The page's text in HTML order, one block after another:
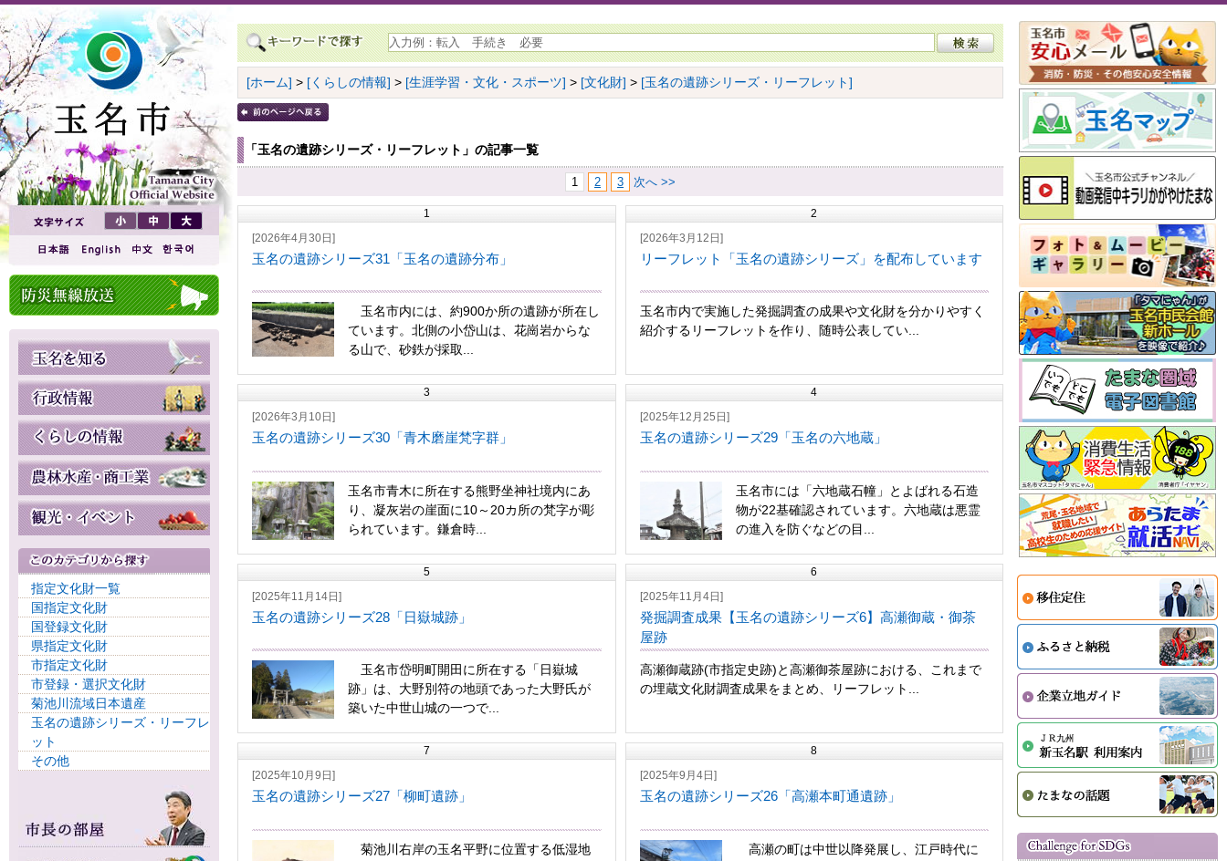
指定文化財一覧
国指定文化財
国登録文化財
県指定文化財
市指定文化財
市登録・選択文化財
菊池川流域日本遺産
玉名の遺跡シリーズ・リーフレ
ット
その他
[ホーム] > [くらしの情報] > [生涯学習・文化・スポーツ] > [文化財] > [玉名の遺跡シリーズ・リーフレット]
「玉名の遺跡シリーズ・リーフレット」の記事一覧
1 2 3 次へ >>
1
[2026年4月30日]
玉名の遺跡シリーズ31「玉名の遺跡分布」
玉名市内には、約900か所の遺跡が所在し
ています。北側の小岱山は、花崗岩からな
る山で、砂鉄が採取...
2
[2026年3月12日]
リーフレット「玉名の遺跡シリーズ」を配布しています
玉名市内で実施した発掘調査の成果や文化財を分かりやすく
紹介するリーフレットを作り、随時公表してい...
3
[2026年3月10日]
玉名の遺跡シリーズ30「青木磨崖梵字群」
玉名市青木に所在する熊野坐神社境内にあ
り、凝灰岩の崖面に10～20カ所の梵字が彫
られています。鎌倉時...
4
[2025年12月25日]
玉名の遺跡シリーズ29「玉名の六地蔵」
玉名市には「六地蔵石幢」とよばれる石造
物が22基確認されています。六地蔵は悪霊
の進入を防ぐなどの目...
5
[2025年11月14日]
玉名の遺跡シリーズ28「日嶽城跡」
玉名市岱明町開田に所在する「日嶽城
跡」は、大野別符の地頭であった大野氏が
築いた中世山城の一つで...
6
[2025年11月4日]
発掘調査成果【玉名の遺跡シリーズ6】高瀬御蔵・御茶
屋跡
高瀬御蔵跡(市指定史跡)と高瀬御茶屋跡における、これまで
の埋蔵文化財調査成果をまとめ、リーフレット...
7
[2025年10月9日]
玉名の遺跡シリーズ27「柳町遺跡」
菊池川右岸の玉名平野に位置する低湿地
8
[2025年9月4日]
玉名の遺跡シリーズ26「高瀬本町通遺跡」
高瀬の町は中世以降発展し、江戸時代に